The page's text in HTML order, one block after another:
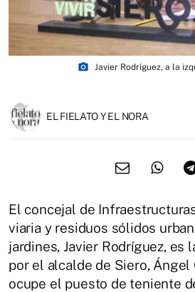
photo_camera Javier Rodríguez, a la
EL FIELATO Y EL NORA
El concejal de
viaria y residuos sólidos
jardines, Javier Rodríguez, es
por el alcalde de Siero, Ángel
ocupe el puesto de teniente